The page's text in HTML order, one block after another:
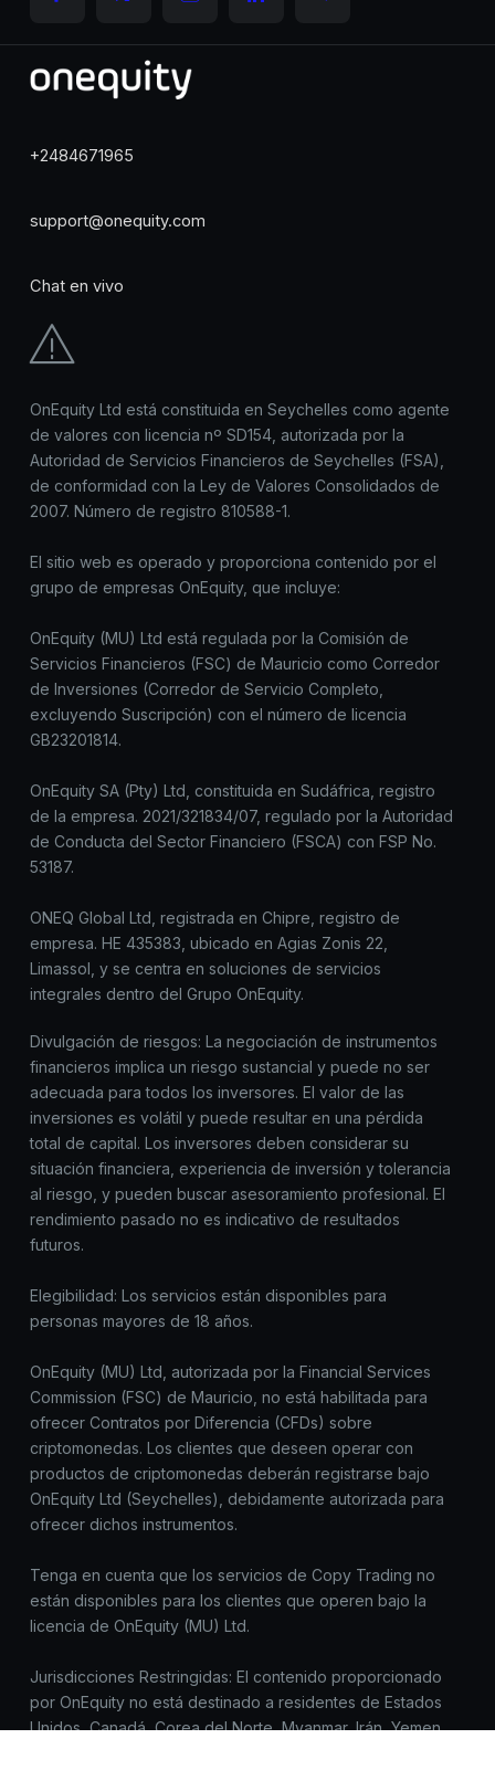
+2484671965
support@onequity.com
Chat en vivo
OnEquity Ltd está constituida en Seychelles como agente
de valores con licencia nº SD154, autorizada por la
Autoridad de Servicios Financieros de Seychelles (FSA),
de conformidad con la Ley de Valores Consolidados de
2007. Número de registro 810588-1.
El sitio web es operado y proporciona contenido por el
grupo de empresas OnEquity, que incluye:
OnEquity (MU) Ltd está regulada por la Comisión de
Servicios Financieros (FSC) de Mauricio como Corredor
de Inversiones (Corredor de Servicio Completo,
excluyendo Suscripción) con el número de licencia
GB23201814.
OnEquity SA (Pty) Ltd, constituida en Sudáfrica, registro
de la empresa. 2021/321834/07, regulado por la Autoridad
de Conducta del Sector Financiero (FSCA) con FSP No.
53187.
ONEQ Global Ltd, registrada en Chipre, registro de
empresa. HE 435383, ubicado en Agias Zonis 22,
Limassol, y se centra en soluciones de servicios
integrales dentro del Grupo OnEquity.
Divulgación de riesgos: La negociación de instrumentos
financieros implica un riesgo sustancial y puede no ser
adecuada para todos los inversores. El valor de las
inversiones es volátil y puede resultar en una pérdida
total de capital. Los inversores deben considerar su
situación financiera, experiencia de inversión y tolerancia
al riesgo, y pueden buscar asesoramiento profesional. El
rendimiento pasado no es indicativo de resultados
futuros.
Elegibilidad: Los servicios están disponibles para
personas mayores de 18 años.
OnEquity (MU) Ltd, autorizada por la Financial Services
Commission (FSC) de Mauricio, no está habilitada para
ofrecer Contratos por Diferencia (CFDs) sobre
criptomonedas. Los clientes que deseen operar con
productos de criptomonedas deberán registrarse bajo
OnEquity Ltd (Seychelles), debidamente autorizada para
ofrecer dichos instrumentos.
Tenga en cuenta que los servicios de Copy Trading no
están disponibles para los clientes que operen bajo la
licencia de OnEquity (MU) Ltd.
Jurisdicciones Restringidas: El contenido proporcionado
por OnEquity no está destinado a residentes de Estados
Unidos, Canadá, Corea del Norte, Myanmar, Irán, Yemen,